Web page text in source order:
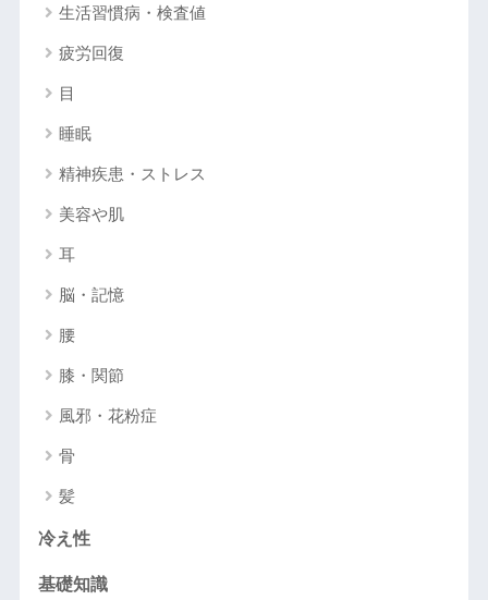
生活習慣病・検査値
疲労回復
目
睡眠
精神疾患・ストレス
美容や肌
耳
脳・記憶
腰
膝・関節
風邪・花粉症
骨
髪
冷え性
基礎知識